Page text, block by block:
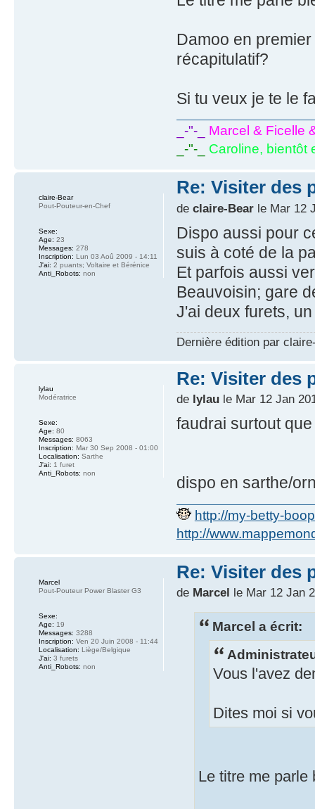
Damoo en
récapitulatif?
Si tu veux je te le
_-"-_
Marcel & Ficelle
_-"-_
Caroline, bientôt
Re: Visiter des
de claire-Bearle Mar 12
Dispo aussi pour
suis à coté de la
Et parfois aussi
Beauvoisin; gare
J'ai deux furets,
Dernière édition par
claire-Bear
Pout-Pouteur-en-Chef
Sexe:
Age: 23
Messages: 278
Inscription: Lun 03 Aoû 2009 - 14:11
J'ai: 2 puants; Voltaire et Bérénice
Anti_Robots: non
Re: Visiter des
de lylaule Mar 12 Jan
faudrai surtout
dispo en sarthe/
http://my-betty-
http://
lylau
Modératrice
Sexe:
Age: 80
Messages: 8063
Inscription: Mar 30 Sep 2008 - 01:00
Localisation: Sarthe
J'ai: 1 furet
Anti_Robots: non
Re: Visiter des
de Marcel le Mar 12 Jan
Marcel a écrit:
Vous l'avez
Dites moi si
Le titre me parle
Marcel
Pout-Pouteur Power Blaster G3
Sexe:
Age: 19
Messages: 3288
Inscription: Ven 20 Juin 2008 - 11:44
Localisation: Liège/Belgique
J'ai: 3 furets
Anti_Robots: non